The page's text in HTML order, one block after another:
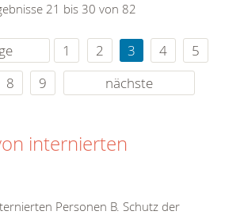
21 bis 30 von 82
1 2 3 4
5
8 9 nächste
internierten
Personen B. Schutz der